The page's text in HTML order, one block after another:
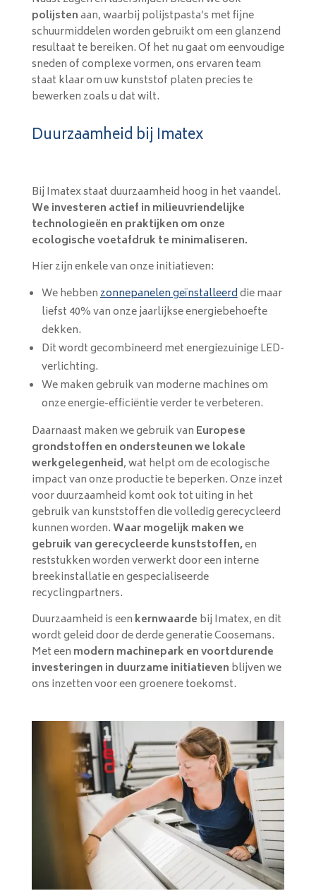
polijstenaan, waarbij polijstpasta’s met fijne
schuurmiddelen worden gebruikt om een glanzend
resultaat te bereiken. Of het nu gaat om eenvoudige
sneden of complexe vormen, ons ervaren team
staat klaar om uw kunststof platen precies te
bewerken zoals u dat wilt.
Duurzaamheid bij Imatex
Bij Imatex staat duurzaamheid hoog in het vaandel.
We investeren actief in milieuvriendelijke
technologieën en praktijken om onze
ecologische voetafdruk te minimaliseren.
Hier zijn enkele van onze initiatieven:
We hebbenzonnepanelen geïnstalleerddie maar
liefst 40% van onze jaarlijkse energiebehoefte
dekken.
Dit wordt gecombineerd met energiezuinige LED-
verlichting.
We maken gebruik van moderne machines om
onze energie-efficiëntie verder te verbeteren.
Daarnaast maken we gebruik van Europese
grondstoffen en ondersteunen we lokale
werkgelegenheid, wat helpt om de ecologische
impact van onze productie te beperken. Onze inzet
voor duurzaamheid komt ook tot uiting in het
gebruik van kunststoffen die volledig gerecycleerd
kunnen worden.Waar mogelijk maken we
gebruik van gerecycleerde kunststoffen,en
reststukken worden verwerkt door een interne
breekinstallatie en gespecialiseerde
recyclingpartners.
Duurzaamheid is een kernwaarde bij Imatex, en dit
wordt geleid door de derde generatie Coosemans.
Met een modern machinepark en voortdurende
investeringen in duurzame initiatieven blijven we
ons inzetten voor een groenere toekomst.